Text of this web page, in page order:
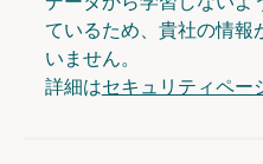
ているため、貴社の情報
いません。
詳細はセキュリティペー